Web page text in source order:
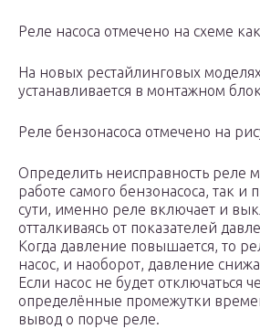
Реле насоса отмечено на схеме
На новых рестайлинговых
устанавливается в монтажном
Реле бензонасоса отмечено на
Определить неисправность реле
работе самого бензонасоса, так и
сути, именно реле включает и
отталкиваясь от показателей
Когда давление повышается, то
насос, и наоборот, давление
Если насос не будет отключаться
определённые промежутки
вывод о порче реле.